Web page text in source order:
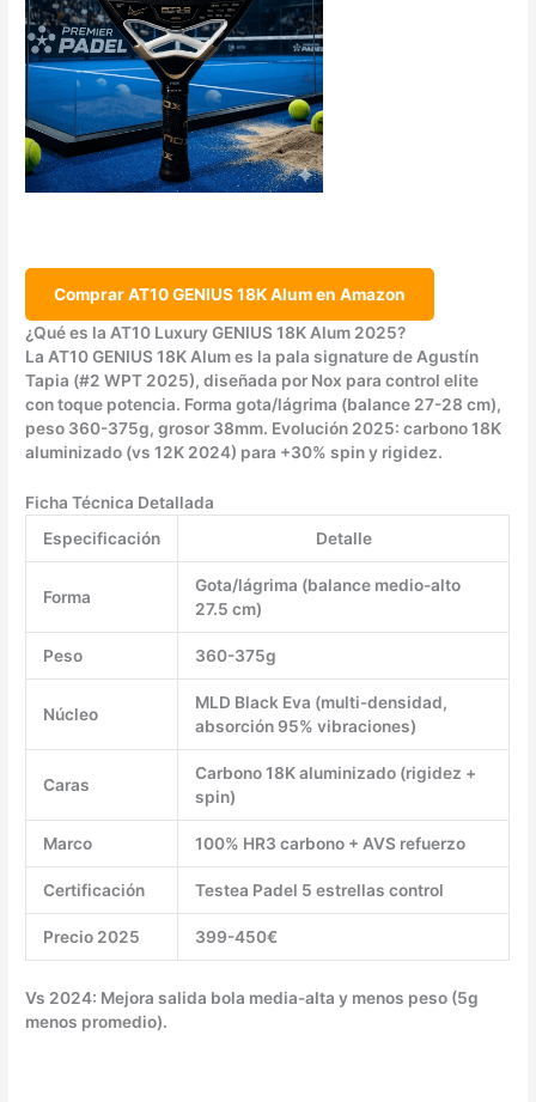
Comprar AT10 GENIUS 18K Alum en Amazon
¿Qué es la AT10 Luxury GENIUS 18K Alum 2025?
La AT10 GENIUS 18K Alum es la pala signature de Agustín
Tapia (#2 WPT 2025), diseñada por Nox para control elite
con toque potencia. Forma gota/lágrima (balance 27-28 cm),
peso 360-375g, grosor 38mm. Evolución 2025: carbono 18K
aluminizado (vs 12K 2024) para +30% spin y rigidez.
Ficha Técnica Detallada
Especificación
Detalle
Forma
Gota/lágrima (balance medio-alto
27.5 cm)
Peso 360-375g
Núcleo
MLD Black Eva (multi-densidad,
absorción 95% vibraciones)
Caras
Carbono 18K aluminizado (rigidez +
spin)
Marco 100% HR3 carbono + AVS refuerzo
Certificación Testea Padel 5 estrellas control
Precio 2025 399-450€
Vs 2024: Mejora salida bola media-alta y menos peso (5g
menos promedio).